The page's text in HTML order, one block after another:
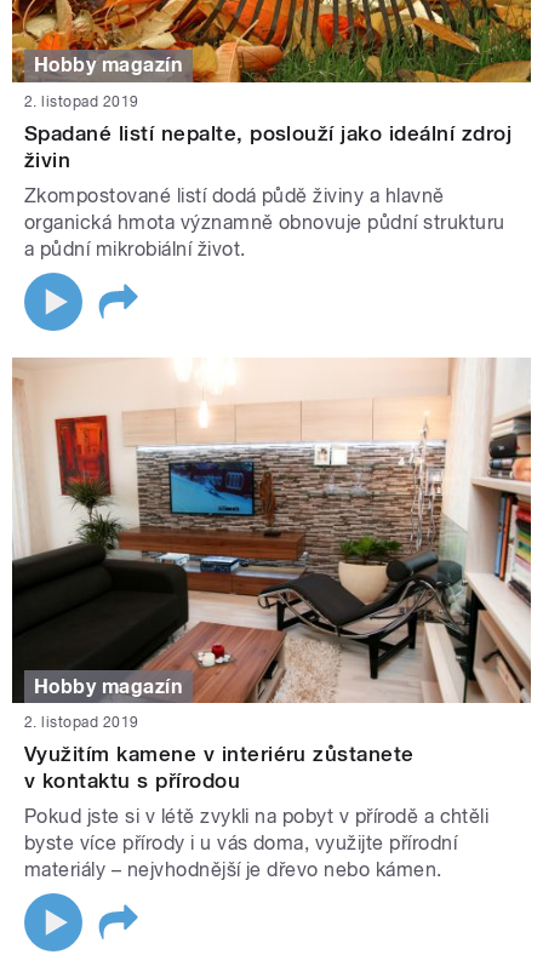
Hobby magazín
2. listopad 2019
Spadané listí nepalte, poslouží jako ideální zdroj
živin
Zkompostované listí dodá půdě živiny a hlavně
organická hmota významně obnovuje půdní strukturu
a půdní mikrobiální život.
Hobby magazín
2. listopad 2019
Využitím kamene v interiéru zůstanete
v kontaktu s přírodou
Pokud jste si v létě zvykli na pobyt v přírodě a chtěli
byste více přírody i u vás doma, využijte přírodní
materiály – nejvhodnější je dřevo nebo kámen.